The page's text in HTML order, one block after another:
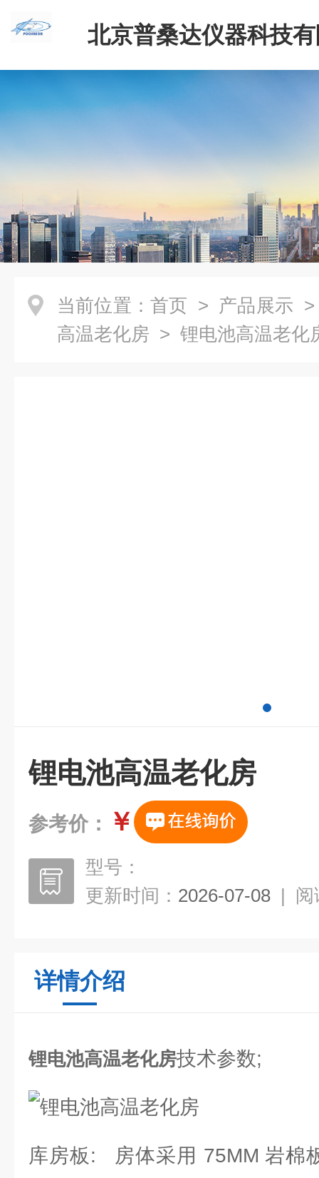
北京普桑达仪器科技
当前位置： 首页 > 产品展示
高温老化房 > 锂电池高温老化
锂电池高温老化房
参考价： ￥
型号：
更新时间： 2026-07-08 | 阅
详情介绍
锂电池高温老化房技术参数;
库房板: 房体采用 75MM 岩棉